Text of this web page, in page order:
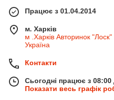
Працює з 01.04.2014
м. Харків
м .Харків Авторинок
Україна
Контакти
Сьогодні працює з 08:00
Показати весь графік